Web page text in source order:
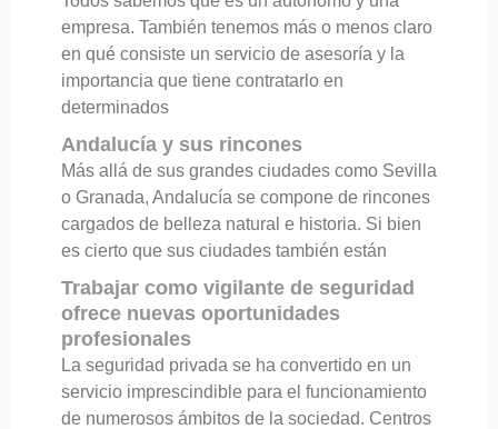
empresa. También tenemos más o menos claro
en qué consiste un servicio de asesoría y la
importancia que tiene contratarlo en
determinados
Andalucía y sus rincones
Más allá de sus grandes ciudades como Sevilla
o Granada, Andalucía se compone de rincones
cargados de belleza natural e historia. Si bien
es cierto que sus ciudades también están
Trabajar como vigilante de seguridad
ofrece nuevas oportunidades
profesionales
La seguridad privada se ha convertido en un
servicio imprescindible para el funcionamiento
de numerosos ámbitos de la sociedad. Centros